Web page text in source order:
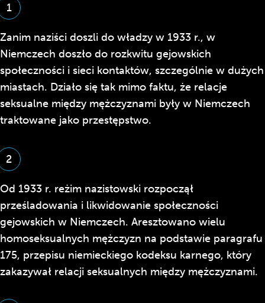
1
Zanim naziści doszli do władzy w 1933 r., w
Niemczech doszło do rozkwitu gejowskich
społeczności i sieci kontaktów, szczególnie w dużych
miastach. Działo się tak mimo faktu, że relacje
seksualne między mężczyznami były w Niemczech
traktowane jako przestępstwo.
2
Od 1933 r. reżim nazistowski rozpoczął
prześladowania i likwidowanie społeczności
gejowskich w Niemczech. Aresztowano wielu
homoseksualnych mężczyzn na podstawie paragrafu
175, przepisu niemieckiego kodeksu karnego, który
zakazywał relacji seksualnych między mężczyznami.